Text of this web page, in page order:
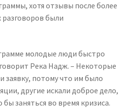
хотя отзывы после более
были
молодые люди быстро
Река Надж. – Некоторые
заявку, потому что им было
другие искали доброе дело,
заняться во время кризиса.